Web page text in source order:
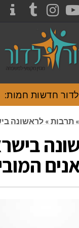
YOUTUBE
INSTAGRAM
TUMBLR
חדשות חמות:
» תרבות » לראשונה